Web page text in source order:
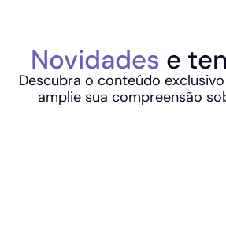
Novidades e
Descubra o conteúdo
amplie sua compreensão